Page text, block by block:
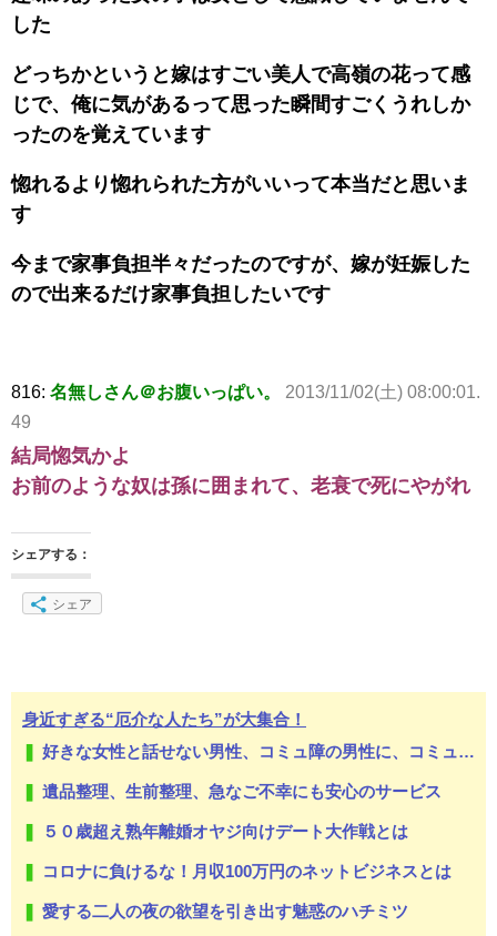
した
どっちかというと嫁はすごい美人で高嶺の花って感
じで、俺に気があるって思った瞬間すごくうれしか
ったのを覚えています
惚れるより惚れられた方がいいって本当だと思いま
す
今まで家事負担半々だったのですが、嫁が妊娠した
ので出来るだけ家事負担したいです
816: 名無しさん＠お腹いっぱい。
2013/11/02(土) 08:00:01.
49
結局惚気かよ
お前のような奴は孫に囲まれて、老衰で死にやがれ
シェアする：
シェア
身近すぎる“厄介な人たち”が大集合！
好きな女性と話せない男性、コミュ障の男性に、コミュ力向上セラピー講座
遺品整理、生前整理、急なご不幸にも安心のサービス
５０歳超え熟年離婚オヤジ向けデート大作戦とは
コロナに負けるな！月収100万円のネットビジネスとは
愛する二人の夜の欲望を引き出す魅惑のハチミツ